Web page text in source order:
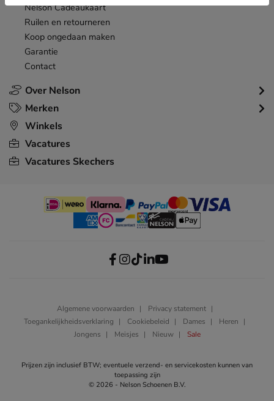
Over Nelson
Nelson Cadeaukaart
Ruilen en retourneren
Koop ongedaan maken
Garantie
Contact
Merken
Winkels
Vacatures
Vacatures Skechers
Algemene voorwaarden
Privacy statement
Toegankelijkheidsverklaring
Cookiebeleid Dames
Heren
Jongens
Meisjes Nieuw Sale
Prijzen zijn inclusief BTW; eventuele verzend- en servicekosten kunnen van
toepassing zijn
© 2026 - Nelson Schoenen B.V.